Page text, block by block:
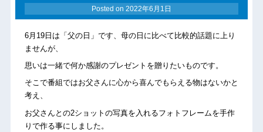
Posted on 2022年6月1日
6月19日は「父の日」です、母の日に比べて比較的話題に上り
ませんが、
思いは一緒で何か感謝のプレゼントを贈りたいものです。
そこで番組ではお父さんに心から喜んでもらえる物はないかと
考え、
お父さんとの2ショットの写真を入れるフォトフレームを手作
りで作る事にしました。